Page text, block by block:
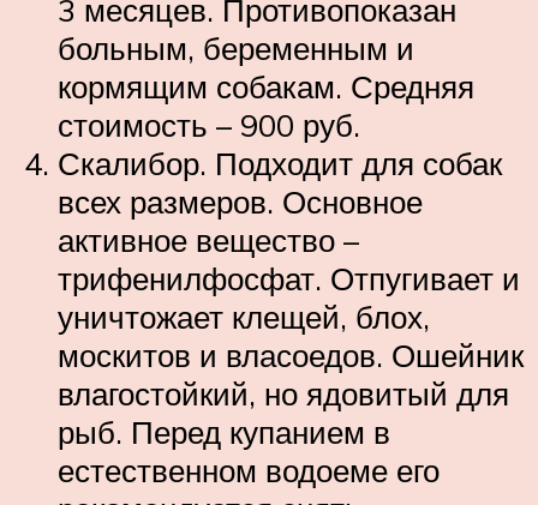
3 месяцев. Противопоказан
больным, беременным и
кормящим собакам. Средняя
стоимость – 900 руб.
Скалибор. Подходит для собак
всех размеров. Основное
активное вещество –
трифенилфосфат. Отпугивает и
уничтожает клещей, блох,
москитов и власоедов. Ошейник
влагостойкий, но ядовитый для
рыб. Перед купанием в
естественном водоеме его